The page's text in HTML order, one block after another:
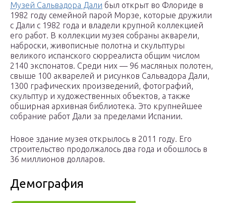
Музей Сальвадора Дали был открыт во Флориде в
1982 году семейной парой Морзе, которые дружили
с Дали с 1982 года и владели крупной коллекцией
его работ. В коллекции музея собраны акварели,
наброски, живописные полотна и скульптуры
великого испанского сюрреалиста общим числом
2140 экспонатов. Среди них — 96 масляных полотен,
свыше 100 акварелей и рисунков Сальвадора Дали,
1300 графических произведений, фотографий,
скульптур и художественных объектов, а также
обширная архивная библиотека. Это крупнейшее
собрание работ Дали за пределами Испании.
Новое здание музея открылось в 2011 году. Его
строительство продолжалось два года и обошлось в
36 миллионов долларов.
Демография